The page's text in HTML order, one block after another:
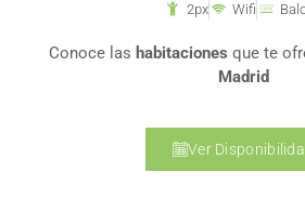
2px Wifi
Conoce las habitaciones que te
Madrid
Ver